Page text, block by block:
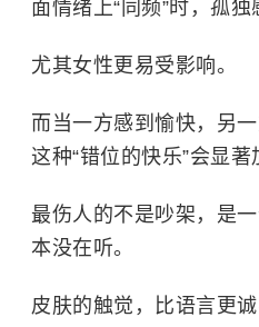
面情绪上“同频”时，孤独
尤其女性更易受影响。
而当一方感到愉快，另
这种“错位的快乐”会显著
最伤人的不是吵架，是
本没在听。
皮肤的触觉，比语言更